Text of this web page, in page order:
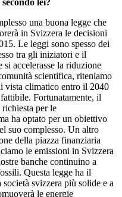
una buona legge che
in Svizzera le decisioni
Le leggi sono spesso dei
tra gli iniziatori e il
accelerasse la riduzione
scientifica, riteniamo
vista climatico entro il 2040
Fortunatamente, il
per le
ha optato per un obiettivo
suo complesso. Un altro
della piazza finanziaria
le emissioni in Svizzera
banche continuino a
Questa legge ha il
svizzera più solide e a
le energie